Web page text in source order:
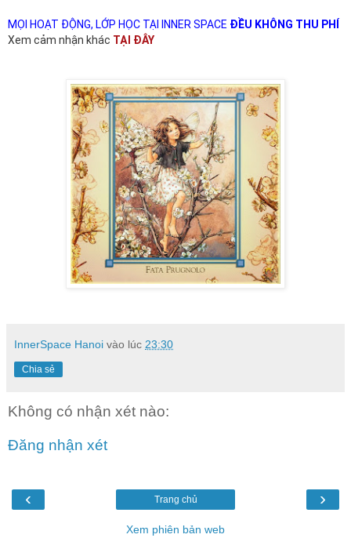
MỌI HOẠT ĐỘNG, LỚP HỌC TẠI INNER SPACE ĐỀU KHÔNG THU PHÍ
Xem cảm nhận khác TẠI ĐÂY
InnerSpace Hanoi vào lúc 23:30
Chia sẻ
Không có nhận xét nào:
Đăng nhận xét
‹ ›
Trang chủ
Xem phiên bản web